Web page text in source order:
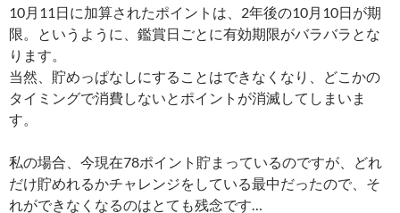
10月11日に加算されたポイントは、2年後の10月10日が期
限。というように、鑑賞日ごとに有効期限がバラバラとな
ります。
当然、貯めっぱなしにすることはできなくなり、どこかの
タイミングで消費しないとポイントが消滅してしまいま
す。
私の場合、今現在78ポイント貯まっているのですが、どれ
だけ貯めれるかチャレンジをしている最中だったので、そ
れができなくなるのはとても残念です…